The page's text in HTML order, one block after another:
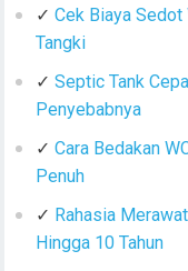
✓ Cek Biaya
Tangki
✓ Septic Tank
Penyebabnya
✓ Cara Bedakan
Penuh
✓ Rahasia
Hingga 10 Tahun